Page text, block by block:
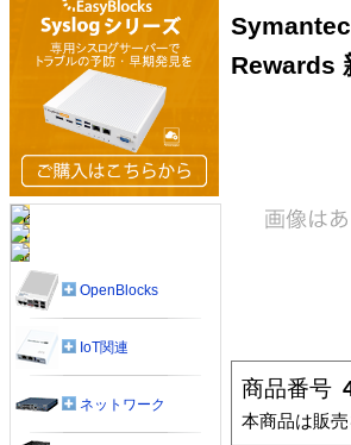
Rewards
商品番号
本商品は販
OpenBlocks
IoT関連
ネットワーク